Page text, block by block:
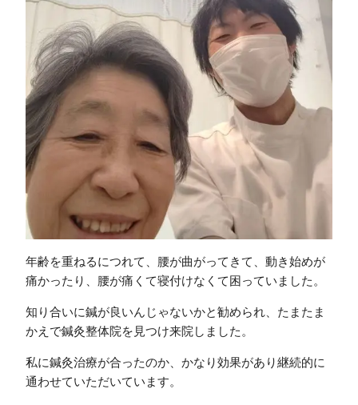
年齢を重ねるにつれて、腰が曲がってきて、動き始めが
痛かったり、腰が痛くて寝付けなくて困っていました。
知り合いに鍼が良いんじゃないかと勧められ、たまたま
かえで鍼灸整体院を見つけ来院しました。
私に鍼灸治療が合ったのか、かなり効果があり継続的に
通わせていただいています。